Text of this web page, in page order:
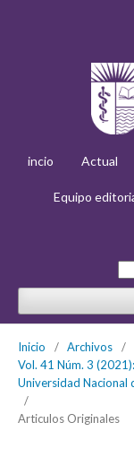
incio Actual
Equipo
Inicio / Archivos
/
Vol. 41 Núm. 3
Universidad Nacional
/
Articulos Originales